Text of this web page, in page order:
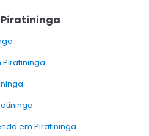
Piratininga
Piratininga
em Piratininga